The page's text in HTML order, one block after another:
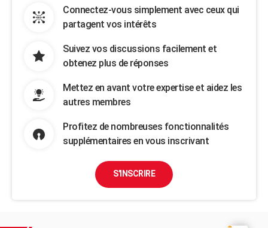
Connectez-vous simplement avec ceux qui
partagent vos intérêts
Suivez vos discussions facilement et
obtenez plus de réponses
Mettez en avant votre expertise et aidez les
autres membres
Profitez de nombreuses fonctionnalités
supplémentaires en vous inscrivant
S'INSCRIRE